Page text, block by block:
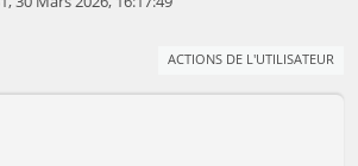
ACTIONS DE L'UTILISATEUR